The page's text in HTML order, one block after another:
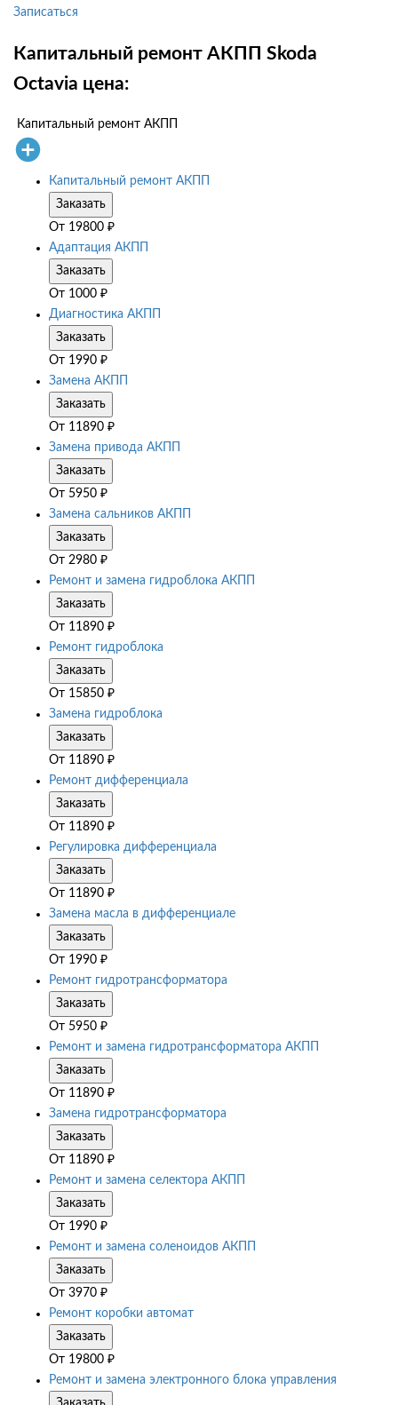
Записаться
Капитальный ремонт АКПП Skoda
Octavia цена:
Капитальный ремонт АКПП
Капитальный ремонт АКПП
Заказать
От 19800 ₽
Адаптация АКПП
Заказать
От 1000 ₽
Диагностика АКПП
Заказать
От 1990 ₽
Замена АКПП
Заказать
От 11890 ₽
Замена привода АКПП
Заказать
От 5950 ₽
Замена сальников АКПП
Заказать
От 2980 ₽
Ремонт и замена гидроблока АКПП
Заказать
От 11890 ₽
Ремонт гидроблока
Заказать
От 15850 ₽
Замена гидроблока
Заказать
От 11890 ₽
Ремонт дифференциала
Заказать
От 11890 ₽
Регулировка дифференциала
Заказать
От 11890 ₽
Замена масла в дифференциале
Заказать
От 1990 ₽
Ремонт гидротрансформатора
Заказать
От 5950 ₽
Ремонт и замена гидротрансформатора АКПП
Заказать
От 11890 ₽
Замена гидротрансформатора
Заказать
От 11890 ₽
Ремонт и замена селектора АКПП
Заказать
От 1990 ₽
Ремонт и замена соленоидов АКПП
Заказать
От 3970 ₽
Ремонт коробки автомат
Заказать
От 19800 ₽
Ремонт и замена электронного блока управления